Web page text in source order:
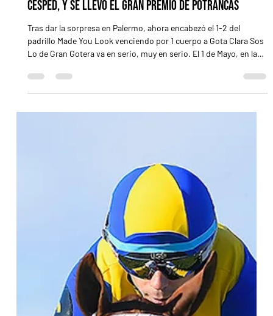
Gran Gotera ratificó sus condiciones ahora en el
césped, y se llevó el Gran Premio de Potrancas
Tras dar la sorpresa en Palermo, ahora encabezó el 1-2 del
padrillo Made You Look venciendo por 1 cuerpo a Gota Clara Sos
Lo de Gran Gotera va en serio, muy en serio. El 1 de Mayo, en la
confirmar aquella actuación llevándose el Gran Premio de